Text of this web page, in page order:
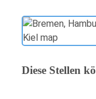
Diese Stellen